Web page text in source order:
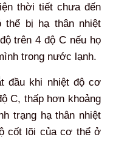
thời tiết chưa đến
thể bị hạ thân nhiệt
trên 4 độ C nếu họ
trong nước lạnh.
đầu khi nhiệt độ cơ
C, thấp hơn khoảng
trạng hạ thân nhiệt
cốt lõi của cơ thể ở